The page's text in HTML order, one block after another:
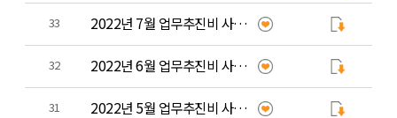
33 2022년 7월 업무추진비 사용 내역
32 2022년 6월 업무추진비 사용 내역
31 2022년 5월 업무추진비 사용 내역